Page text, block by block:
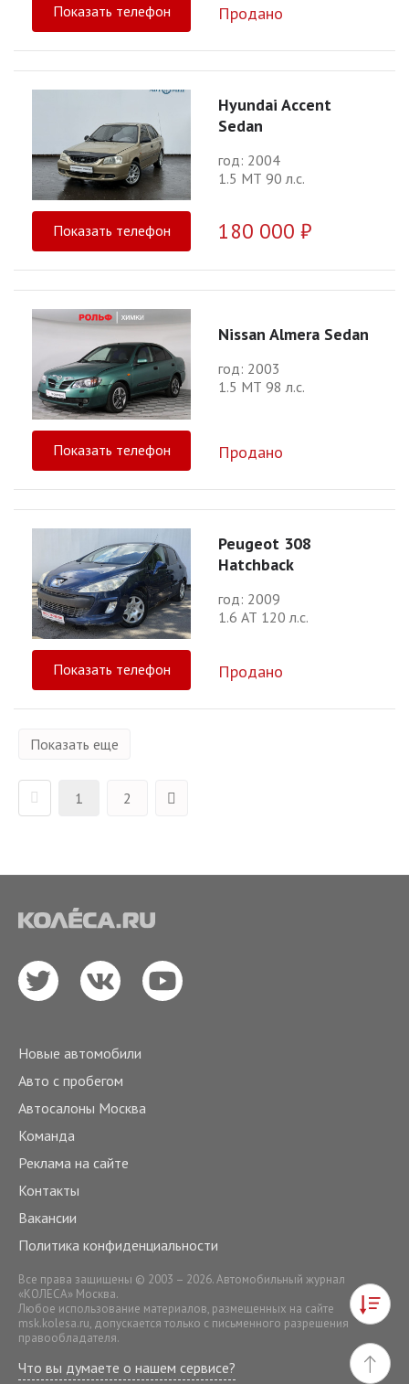
Показать телефон Продано
Hyundai Accent
Sedan
год: 2004
1.5 МТ 90 л.с.
Показать телефон 180 000 ₽
Nissan Almera Sedan
год: 2003
1.5 МТ 98 л.с.
Показать телефон Продано
Peugeot 308
Hatchback
год: 2009
1.6 АТ 120 л.с.
Показать телефон Продано
Показать еще
1 2
Новые автомобили
Авто с пробегом
Автосалоны Москва
Команда
Реклама на сайте
Контакты
Вакансии
Политика конфиденциальности
Все права защищены © 2003 – 2026. Автомобильный журнал
«КОЛЕСА» Москва.
Любое использование материалов, размещенных на сайте
msk.kolesa.ru, допускается только с письменного разрешения
правообладателя.
Что вы думаете о нашем сервисе?